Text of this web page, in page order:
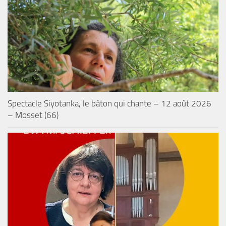
Spectacle Siyotanka, le bâton qui chante – 12 août 2026
– Mosset (66)